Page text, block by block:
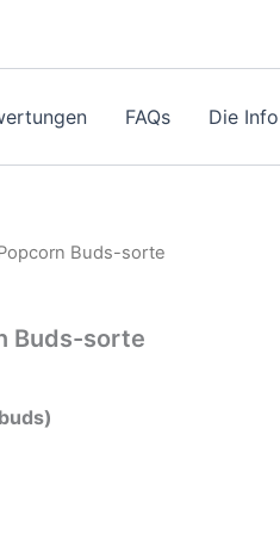
FAQs Die Info
Buds-sorte
Buds-sorte